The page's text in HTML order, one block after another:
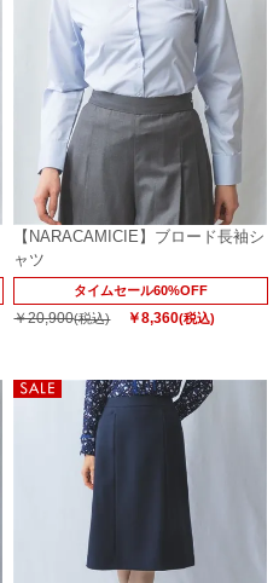
【NARACAMICIE】ブロード長袖シ
ャツ
タイムセール60%OFF
￥20,900(税込) ￥8,360(税込)